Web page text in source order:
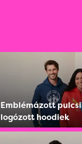
Emblémázott
logózott hoodiek